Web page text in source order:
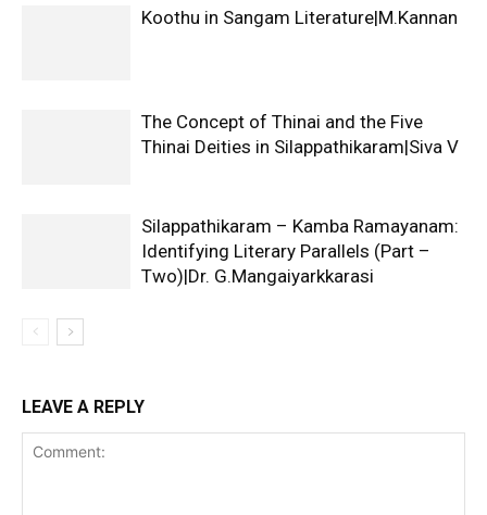
Koothu in Sangam Literature|M.Kannan
The Concept of Thinai and the Five
Thinai Deities in Silappathikaram|Siva V
Silappathikaram – Kamba Ramayanam:
Identifying Literary Parallels (Part –
Two)|Dr. G.Mangaiyarkkarasi
LEAVE A REPLY